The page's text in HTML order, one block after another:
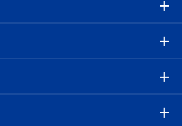
ル
崎おもてなしガイド
ンクラブ）
ート
プ
せ